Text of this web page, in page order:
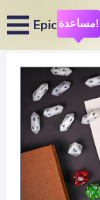
Epic مساعدة!